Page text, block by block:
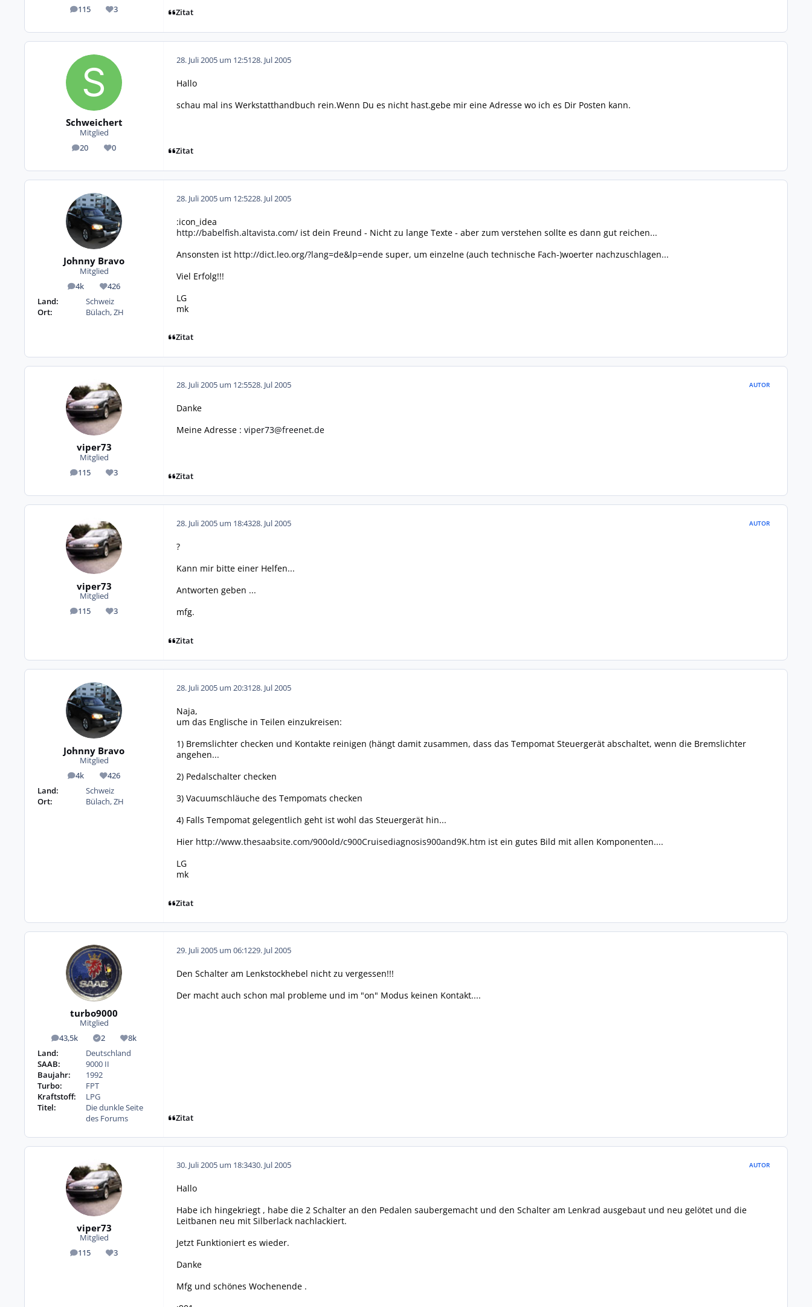
115
Beiträge 3
Reputation Zitat
Schweichert
Mitglied
20
Beiträge 0
Reputation
28. Juli 2005 um 12:5128. Jul 2005
Hallo
schau mal ins Werkstatthandbuch rein.Wenn Du es nicht hast.gebe mir eine Adresse wo ich es Dir Posten kann.
Zitat
Johnny Bravo
Mitglied
4k
Beiträge 426
Reputation
Land:
Schweiz
Ort:
Bülach, ZH
28. Juli 2005 um 12:5228. Jul 2005
:icon_idea
http://babelfish.altavista.com/ ist dein Freund - Nicht zu lange Texte - aber zum verstehen sollte es dann gut reichen...
Ansonsten ist http://dict.leo.org/?lang=de&lp=ende super, um einzelne (auch technische Fach-)woerter nachzuschlagen...
Viel Erfolg!!!
LG
mk
Zitat
viper73
Mitglied
115
Beiträge 3
Reputation
28. Juli 2005 um 12:5528. Jul 2005 AUTOR
Danke
Meine Adresse : viper73@freenet.de
Zitat
viper73
Mitglied
115
Beiträge 3
Reputation
28. Juli 2005 um 18:4328. Jul 2005 AUTOR
?
Kann mir bitte einer Helfen...
Antworten geben ...
mfg.
Zitat
Johnny Bravo
Mitglied
4k
Beiträge 426
Reputation
Land:
Schweiz
Ort:
Bülach, ZH
28. Juli 2005 um 20:3128. Jul 2005
Naja,
um das Englische in Teilen einzukreisen:
1) Bremslichter checken und Kontakte reinigen (hängt damit zusammen, dass das Tempomat Steuergerät abschaltet, wenn die Bremslichter
angehen...
2) Pedalschalter checken
3) Vacuumschläuche des Tempomats checken
4) Falls Tempomat gelegentlich geht ist wohl das Steuergerät hin...
Hier http://www.thesaabsite.com/900old/c900Cruisediagnosis900and9K.htm ist ein gutes Bild mit allen Komponenten....
LG
mk
Zitat
turbo9000
Mitglied
43,5k
Beiträge 2
Lösungen
8k
Reputation
Land:
Deutschland
SAAB:
9000 II
Baujahr:
1992
Turbo:
FPT
Kraftstoff:
LPG
Titel:
Die dunkle Seite
des Forums
29. Juli 2005 um 06:1229. Jul 2005
Den Schalter am Lenkstockhebel nicht zu vergessen!!!
Der macht auch schon mal probleme und im "on" Modus keinen Kontakt....
Zitat
viper73
Mitglied
115
Beiträge 3
Reputation
30. Juli 2005 um 18:3430. Jul 2005 AUTOR
Hallo
Habe ich hingekriegt , habe die 2 Schalter an den Pedalen saubergemacht und den Schalter am Lenkrad ausgebaut und neu gelötet und die
Leitbanen neu mit Silberlack nachlackiert.
Jetzt Funktioniert es wieder.
Danke
Mfg und schönes Wochenende .